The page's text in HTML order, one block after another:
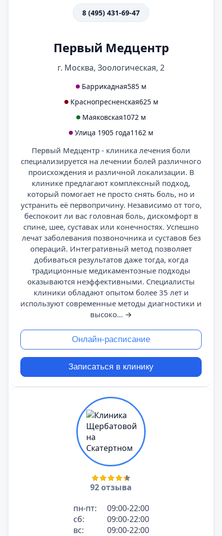
8 (495) 431-69-47
Первый Медцентр
г. Москва, Зоологическая, 2
Баррикадная585 м
Краснопресненская625 м
Маяковская1072 м
Улица 1905 года1162 м
Первый Медцентр - клиника лечения боли
специализируется на лечении болей различного
происхождения и различной локализации. В
клинике предлагают комплексный подход,
который помогает не просто снять боль, но и
устранить её первопричину. Независимо от того,
беспокоит ли вас головная боль, дискомфорт в
спине, шее, суставах или конечностях. Успешно
лечат заболевания позвоночника и суставов без
операций. Интегративный метод позволяет
добиваться результатов даже тогда, когда
традиционные медикаментозные подходы
оказываются неэффективными. Специалисты
клиники обладают опытом более 35 лет и
используют современные методы диагностики и
высоко... →
Онлайн-расписание
Записаться в клинику
92 отзыва
пн-пт:
09:00-22:00
сб:
09:00-22:00
вс:
09:00-22:00